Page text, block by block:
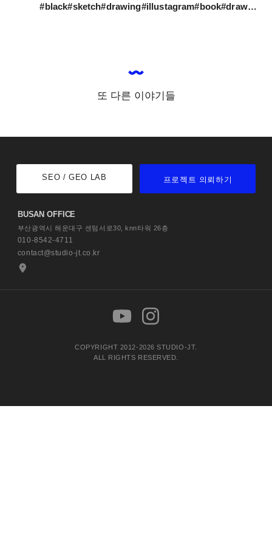
#black#sketch#drawing#illustagram#book#draw#illustrator#sketchbook#designinspiration #best_of_illustrations
또 다른 이야기들
SEO / GEO LAB 프로젝트 의뢰하기
BUSAN OFFICE
부산광역시 해운대구 센텀서로30,knn타워 26층
010-8542-4711
contact@studio-jt.co.kr
COPYRIGHT 2012-2026 STUDIO-JT.
ALL RIGHTS RESERVED.